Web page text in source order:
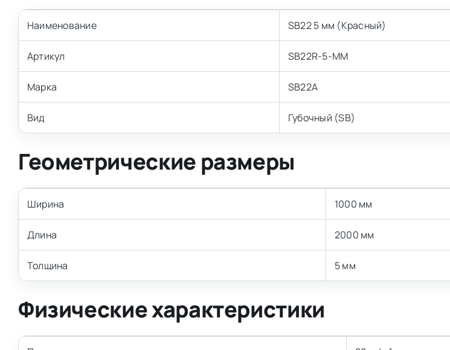
Наименование SB22 5 мм (Красный)
Артикул SB22R-5-MM
Марка SB22A
Вид Губочный (SB)
Геометрические размеры
Ширина 1000 мм
Длина 2000 мм
Толщина 5 мм
Физические характеристики